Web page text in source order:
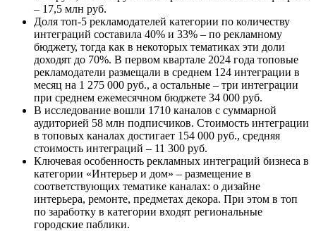
– 17,5 млн руб.
Доля топ-5 рекламодателей категории по количеству
интеграций составила 40% и 33% – по рекламному
бюджету, тогда как в некоторых тематиках эти доли
доходят до 70%. В первом квартале 2024 года топовые
рекламодатели размещали в среднем 124 интеграции в
месяц на 1 275 000 руб., а остальные – три интеграции
при среднем ежемесячном бюджете 34 000 руб.
В исследование вошли 1710 каналов с суммарной
аудиторией 58 млн подписчиков. Стоимость интеграции
в топовых каналах достигает 154 000 руб., средняя
стоимость интеграций – 11 300 руб.
Ключевая особенность рекламных интеграций бизнеса в
категории «Интерьер и дом» – размещение в
соответствующих тематике каналах: о дизайне
интерьера, ремонте, предметах декора. При этом в топ
по заработку в категории входят региональные
городские паблики.